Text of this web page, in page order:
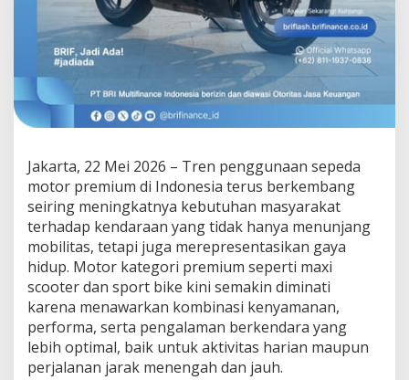
a
w
r
a
n
P
b
i
a
y
a
n
K
o
m
p
e
t
Jakarta, 22 Mei 2026 – Tren penggunaan sepeda
motor premium di Indonesia terus berkembang
seiring meningkatnya kebutuhan masyarakat
terhadap kendaraan yang tidak hanya menunjang
mobilitas, tetapi juga merepresentasikan gaya
hidup. Motor kategori premium seperti maxi
scooter dan sport bike kini semakin diminati
karena menawarkan kombinasi kenyamanan,
performa, serta pengalaman berkendara yang
lebih optimal, baik untuk aktivitas harian maupun
perjalanan jarak menengah dan jauh.